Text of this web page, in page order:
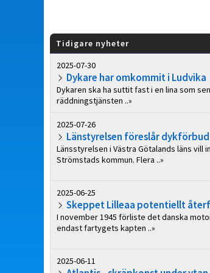
Tidigare nyheter
2025-07-30
Dykare har omkommit i Ludvika
Dykaren ska ha suttit fast i en lina som
räddningstjänsten ..»
2025-07-26
Länstyrelsen föreslår
Länsstyrelsen i Västra Götalands läns vill
Strömstads kommun. Flera ..»
2025-06-25
Skeppet Lilleaa potentiellt
I november 1945 förliste det danska
endast fartygets kapten ..»
2025-06-11